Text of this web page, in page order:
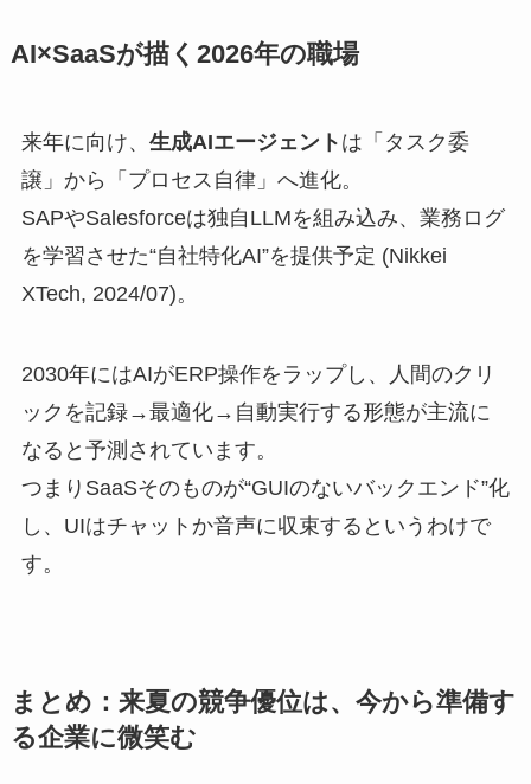
AI×SaaSが描く2026年の職場
来年に向け、 生成AIエージェント は「タスク委
譲」から「プロセス自律」へ進化。
SAPやSalesforceは独自LLMを組み込み、業務ログ
を学習させた“自社特化AI”を提供予定 (Nikkei
XTech, 2024/07)。
2030年にはAIがERP操作をラップし、人間のクリ
ックを記録→最適化→自動実行する形態が主流に
なると予測されています。
つまりSaaSそのものが“GUIのないバックエンド”化
し、UIはチャットか音声に収束するというわけで
す。
まとめ：来夏の競争優位は、今から準備す
る企業に微笑む